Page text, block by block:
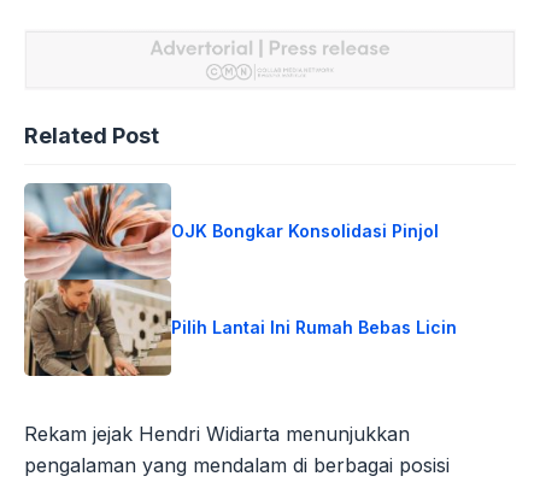
Related Post
OJK Bongkar Konsolidasi Pinjol
Pilih Lantai Ini Rumah Bebas Licin
Rekam jejak Hendri Widiarta menunjukkan
pengalaman yang mendalam di berbagai posisi